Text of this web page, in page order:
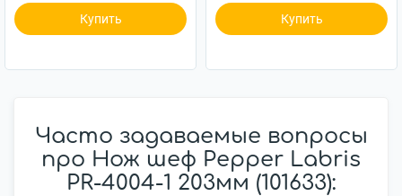
Купить Купить
Часто задаваемые вопросы
про Нож шеф Pepper Labris
PR-4004-1 203мм (101633):